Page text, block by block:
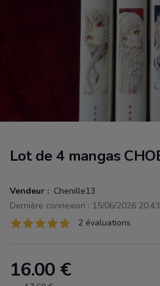
Lot de 4 mangas
Vendeur : Chenille13
Dernière connexion : 15/06/2026 20:43
Évaluations
2 sur 5 étoiles 2 évaluations
Product information
16.00 €